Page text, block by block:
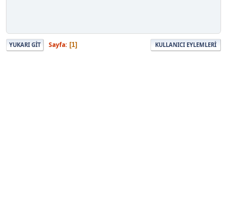
YUKARI GIT Sayfa 1 KULLANICI EYLEMLERI